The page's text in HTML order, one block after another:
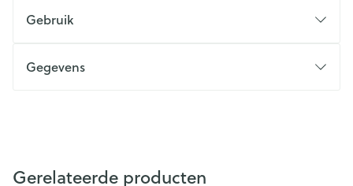
Gebruik
Gegevens
Gerelateerde producten